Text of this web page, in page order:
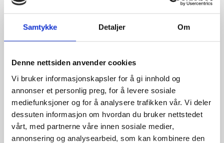
Samtykke Detaljer Om
Denne nettsiden anvender cookies
Vi bruker informasjonskapsler for å gi innhold og
annonser et personlig preg, for å levere sosiale
mediefunksjoner og for å analysere trafikken vår. Vi deler
dessuten informasjon om hvordan du bruker nettstedet
vårt, med partnerne våre innen sosiale medier,
annonsering og analysearbeid, som kan kombinere den
serie (4 lag, alle mot alle 1 gang). Kampene spilles med
samme format som seriekamp (inntil 5 min sudden,
deretter eventuelt straffeslagkonkurranse).
Fredag 11. mars:
kl. 17:15 Kamp 1 Bergen - Furuset
kl. 20:15 Kamp 2 Haugesund - Tønsberg
Lørdag 12. mars:
kl. 14:00 Kamp 3 Haugesund - Bergen
kl. 17:00 Kamp 4 Furuset - Tønsberg